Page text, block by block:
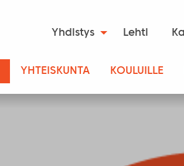
Yhdistys Lehti
YHTEISKUNTA KOULUILLE